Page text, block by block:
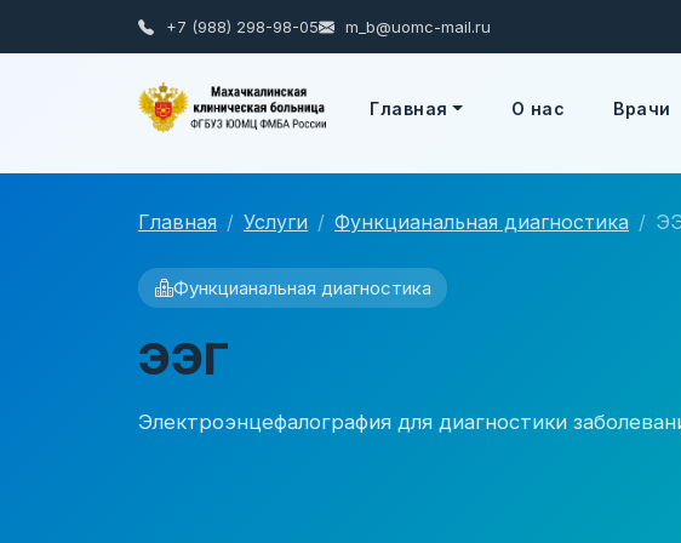
+7 (988) 298-98-05 m_b@uomc-mail.ru
A
Главная О нас Врачи
Главная Услуги Функцианальная диагностика
Функцианальная диагностика
ЭЭГ
Электроэнцефалография для диагностики